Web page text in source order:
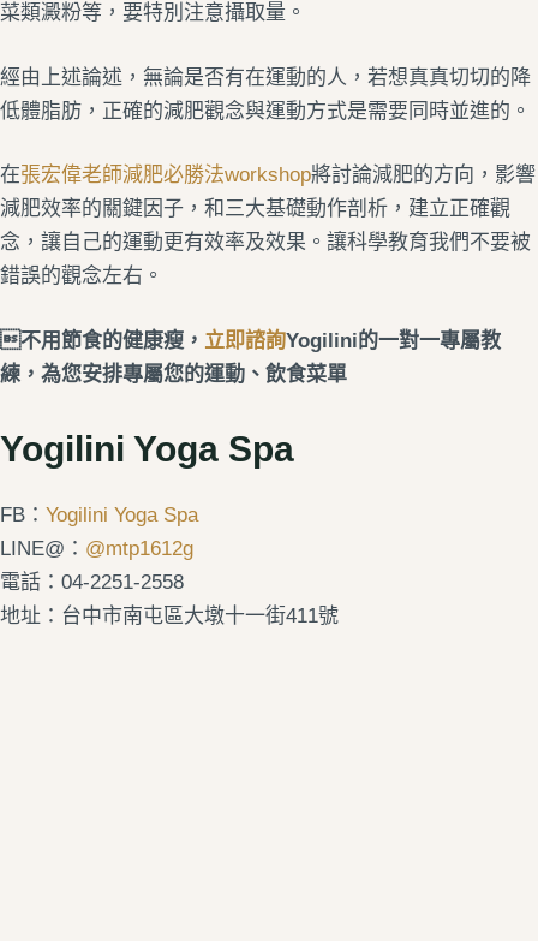
菜類澱粉等，要特別注意攝取量。
經由上述論述，無論是否有在運動的人，若想真真切切的降
低體脂肪，正確的減肥觀念與運動方式是需要同時並進的。
在張宏偉老師減肥必勝法workshop將討論減肥的方向，影響
減肥效率的關鍵因子，和三大基礎動作剖析，建立正確觀
念，讓自己的運動更有效率及效果。讓科學教育我們不要被
錯誤的觀念左右。
不用節食的健康瘦， 立即諮詢Yogilini的一對一專屬教
練，為您安排專屬您的運動、飲食菜單
Yogilini Yoga Spa
FB： Yogilini Yoga Spa
LINE@： @mtp1612g
電話：04-2251-2558
地址：台中市南屯區大墩十一街411號